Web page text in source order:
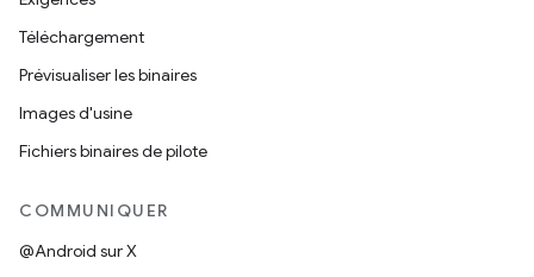
Téléchargement
Prévisualiser les binaires
Images d'usine
Fichiers binaires de pilote
COMMUNIQUER
@Android sur X